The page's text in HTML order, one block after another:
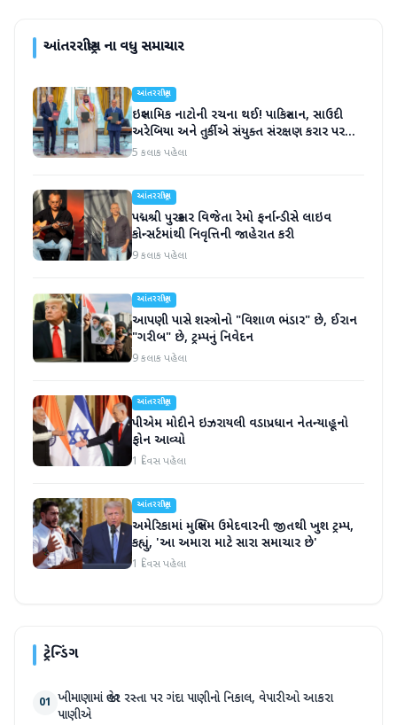
આંતરરાષ્ટ્રીયના વધુ સમાચાર
આંતરરાષ્ટ્રીય
ઇસ્લામિક નાટોની રચના થઈ! પાકિસ્તાન, સાઉદી
અરેબિયા અને તુર્કીએ સંયુક્ત સંરક્ષણ કરાર પર
હસ્તાક્ષર
5 કલાક પહેલા
આંતરરાષ્ટ્રીય
પદ્મશ્રી પુરસ્કાર વિજેતા રેમો ફર્નાન્ડીસે લાઇવ
કોન્સર્ટમાંથી નિવૃત્તિની જાહેરાત કરી
9 કલાક પહેલા
આંતરરાષ્ટ્રીય
આપણી પાસે શસ્ત્રોનો "વિશાળ ભંડાર" છે, ઈરાન
"ગરીબ" છે, ટ્રમ્પનું નિવેદન
9 કલાક પહેલા
આંતરરાષ્ટ્રીય
પીએમ મોદીને ઇઝરાયલી વડાપ્રધાન નેતન્યાહૂનો
ફોન આવ્યો
1 દિવસ પહેલા
આંતરરાષ્ટ્રીય
અમેરિકામાં મુસ્લિમ ઉમેદવારની જીતથી ખુશ ટ્રમ્પ,
કહ્યું, 'આ અમારા માટે સારા સમાચાર છે'
1 દિવસ પહેલા
ટ્રેન્ડિંગ
01 ખીમાણામાં જાહેર રસ્તા પર ગંદા પાણીનો નિકાલ, વેપારીઓ આકરા
પાણીએ